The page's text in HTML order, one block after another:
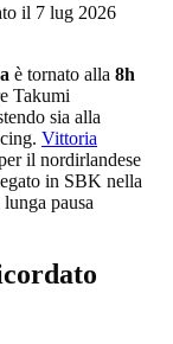
il 7 lug 2026
è tornato alla 8h
Takumi
sia alla
Vittoria
il nordirlandese
in SBK nella
pausa